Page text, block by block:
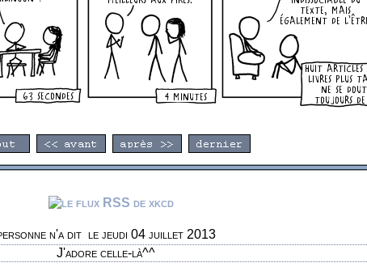
n'a dit le jeudi 04 juillet 2013
J'adore celle-là^^